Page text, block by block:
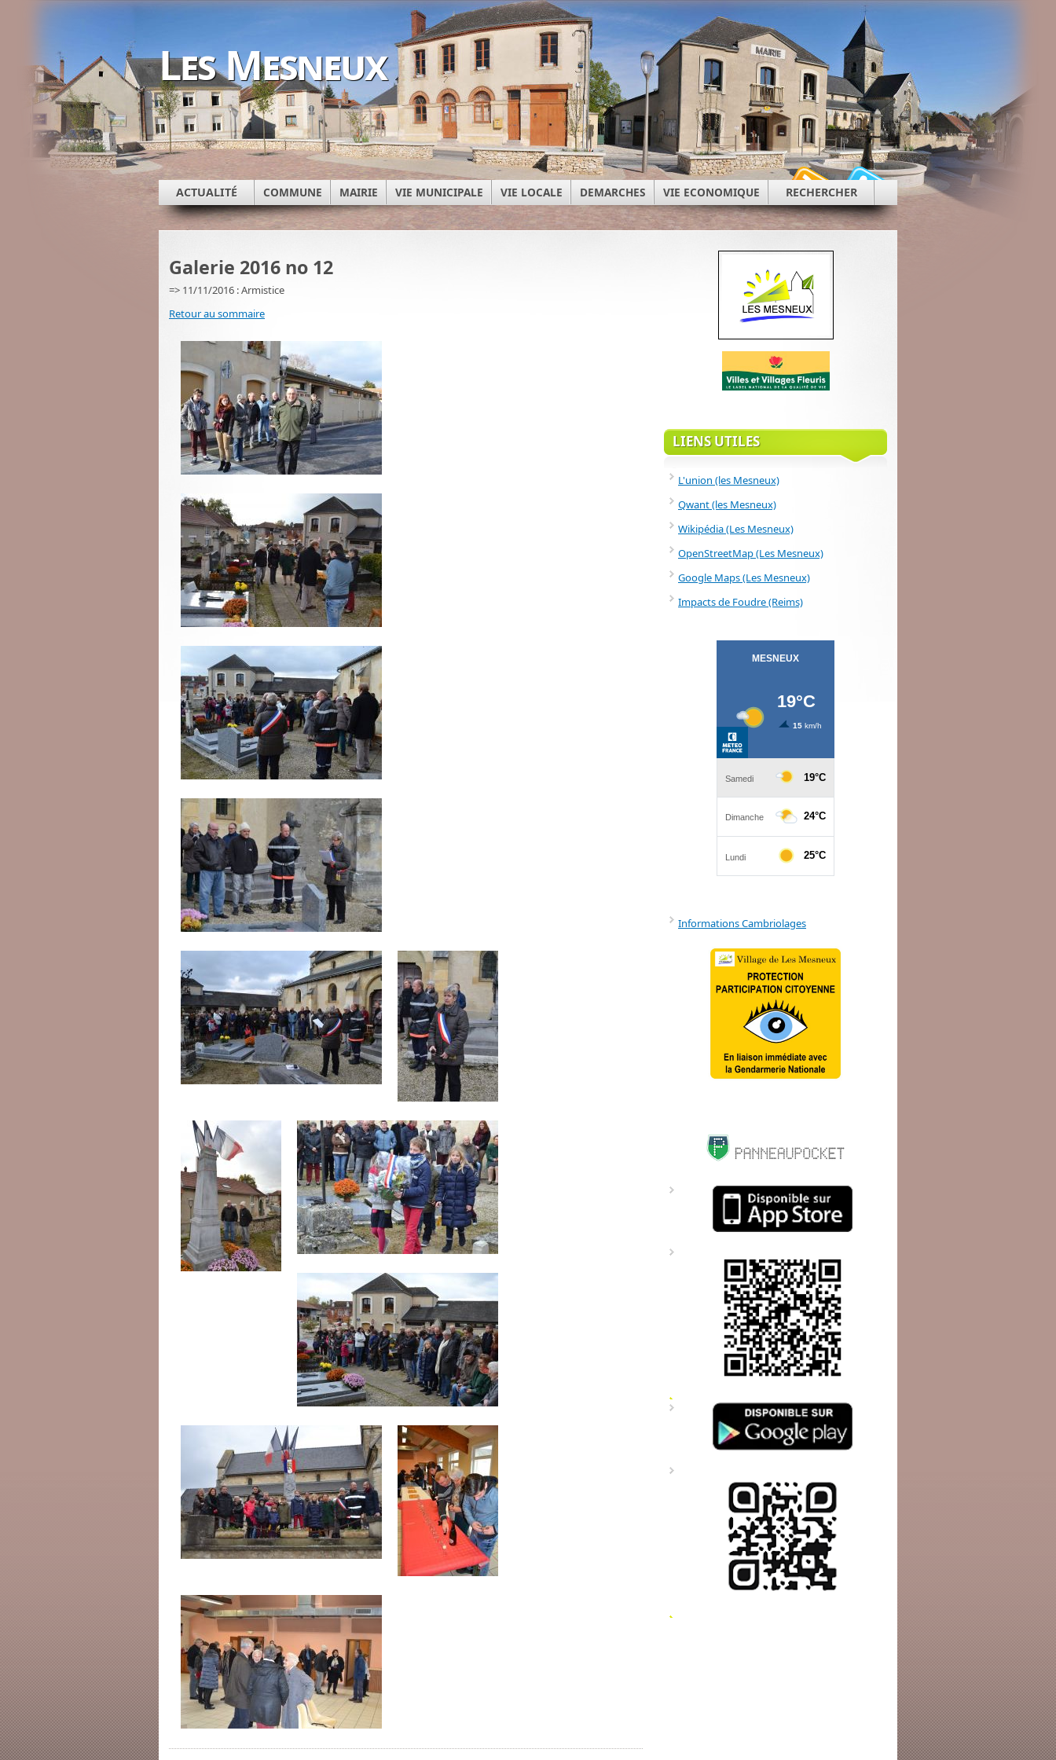
Les Mesneux
ACTUALITÉ COMMUNE MAIRIE VIE MUNICIPALE VIE LOCALE DEMARCHES VIE ECONOMIQUE RECHERCHER
Galerie 2016 no 12
=> 11/11/2016 : Armistice
Retour au sommaire
LIENS UTILES
L'union (les Mesneux)
Qwant (les Mesneux)
Wikipédia (Les Mesneux)
OpenStreetMap (Les Mesneux)
Google Maps (Les Mesneux)
Impacts de Foudre (Reims)
Informations Cambriolages